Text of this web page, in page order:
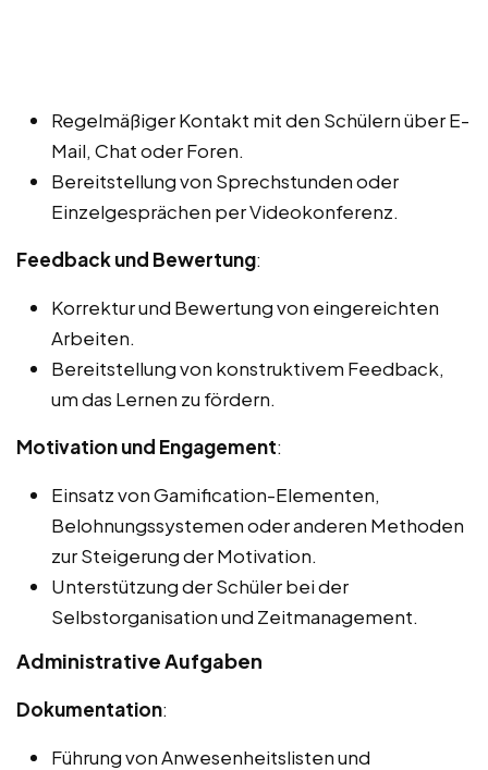
Regelmäßiger Kontakt mit den Schülern über E-
Mail, Chat oder Foren.
Bereitstellung von Sprechstunden oder
Einzelgesprächen per Videokonferenz.
Feedback und Bewertung:
Korrektur und Bewertung von eingereichten
Arbeiten.
Bereitstellung von konstruktivem Feedback,
um das Lernen zu fördern.
Motivation und Engagement:
Einsatz von Gamification-Elementen,
Belohnungssystemen oder anderen Methoden
zur Steigerung der Motivation.
Unterstützung der Schüler bei der
Selbstorganisation und Zeitmanagement.
Administrative Aufgaben
Dokumentation:
Führung von Anwesenheitslisten und